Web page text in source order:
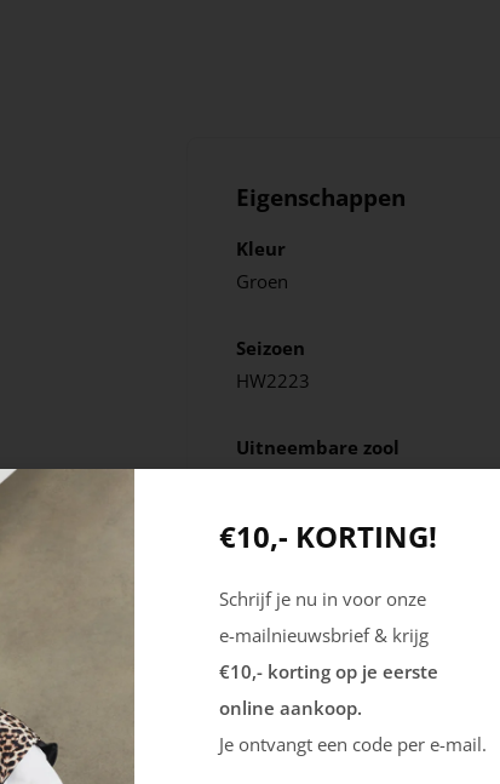
Eigenschappen
Kleur
Groen
Seizoen
HW2223
Uitneembare zool
€10,- KORTING!
Schrijf je nu in voor onze
e-mailnieuwsbrief & krijg
€10,- korting op je eerste
online aankoop.
Je ontvangt een code per e-mail.